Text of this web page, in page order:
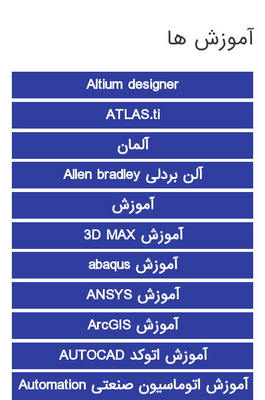
آموزش ها
Altium designer
ATLAS.ti
آلمان
آلن بردلی Allen bradley
آموزش
آموزش 3D MAX
آموزش abaqus
آموزش ANSYS
آموزش ArcGIS
آموزش اتوکد AUTOCAD
آموزش اتوماسیون صنعتی Automation